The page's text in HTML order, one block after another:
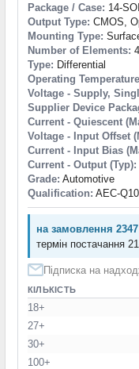
Package / Case: 14-
Output Type: CMOS,
Mounting Type:
Number of Elements: 4
Type: Differential
Operating
Voltage - Supply,
Supplier Device
Current - Quiescent
Voltage - Input Offset
Current - Input Bias
Current - Output (Typ):
Grade: Automotive
Qualification: AEC-
на замовлення
термін постачання
Підписка на
КІЛЬКІСТЬ
18+
27+
30+
100+